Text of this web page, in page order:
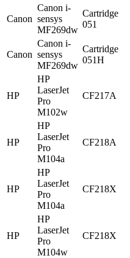
Canon
Canon i-
sensys
MF269dw
Cartridge
051
Canon
Canon i-
sensys
MF269dw
Cartridge
051H
HP
HP
LaserJet
Pro
M102w
CF217A
HP
HP
LaserJet
Pro
M104a
CF218A
HP
HP
LaserJet
Pro
M104a
CF218X
HP
HP
LaserJet
Pro
M104w
CF218X